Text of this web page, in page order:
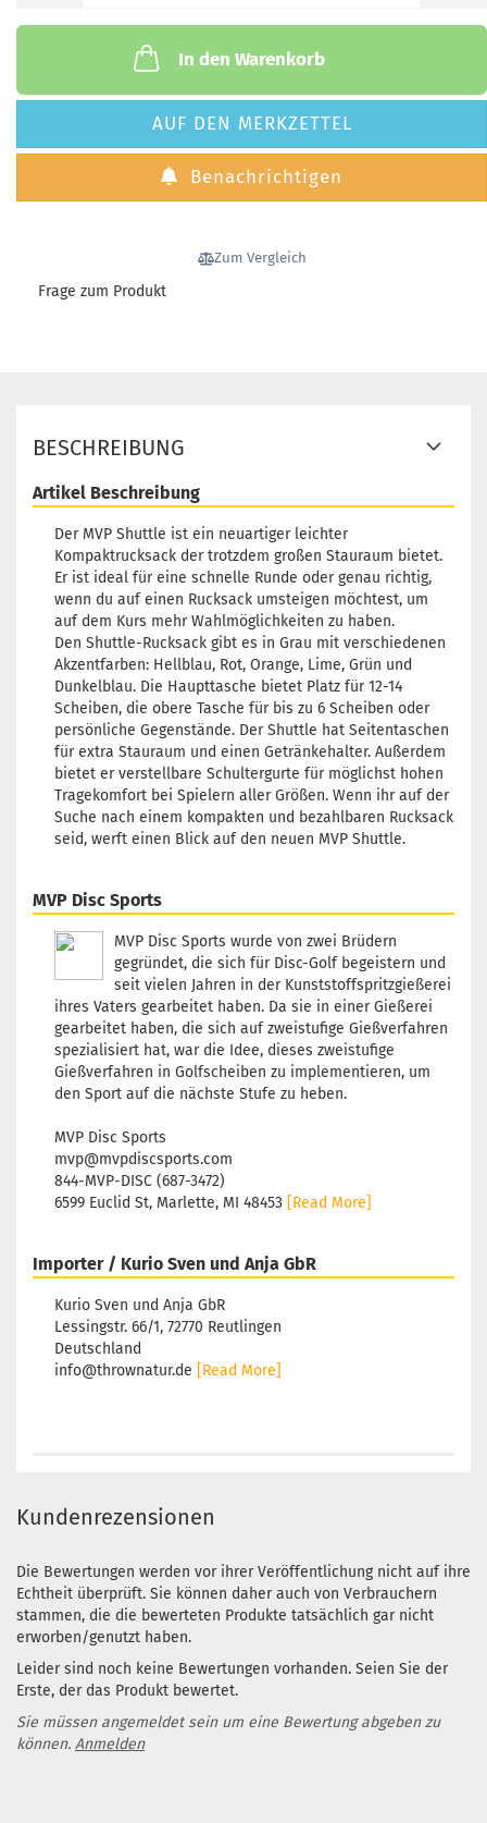
Lieferzeit:Aktuell vergriffen
Farbe:Light Gray/Slate Blue
Aktuell vergriffen
In den Warenkorb
AUF DEN MERKZETTEL
Benachrichtigen
Zum Vergleich
Frage zum Produkt
BESCHREIBUNG
Artikel Beschreibung
Der MVP Shuttle ist ein neuartiger leichter
Kompaktrucksack der trotzdem großen Stauraum bietet.
Er ist ideal für eine schnelle Runde oder genau richtig,
wenn du auf einen Rucksack umsteigen möchtest, um
auf dem Kurs mehr Wahlmöglichkeiten zu haben.
Den Shuttle-Rucksack gibt es in Grau mit verschiedenen
Akzentfarben: Hellblau, Rot, Orange, Lime, Grün und
Dunkelblau. Die Haupttasche bietet Platz für 12-14
Scheiben, die obere Tasche für bis zu 6 Scheiben oder
persönliche Gegenstände. Der Shuttle hat Seitentaschen
für extra Stauraum und einen Getränkehalter. Außerdem
bietet er verstellbare Schultergurte für möglichst hohen
Tragekomfort bei Spielern aller Größen. Wenn ihr auf der
Suche nach einem kompakten und bezahlbaren Rucksack
seid, werft einen Blick auf den neuen MVP Shuttle.
MVP Disc Sports
MVP Disc Sports wurde von zwei Brüdern
gegründet, die sich für Disc-Golf begeistern und
seit vielen Jahren in der Kunststoffspritzgießerei
ihres Vaters gearbeitet haben. Da sie in einer Gießerei
gearbeitet haben, die sich auf zweistufige Gießverfahren
spezialisiert hat, war die Idee, dieses zweistufige
Gießverfahren in Golfscheiben zu implementieren, um
den Sport auf die nächste Stufe zu heben.
MVP Disc Sports
mvp@mvpdiscsports.com
844-MVP-DISC (687-3472)
6599 Euclid St, Marlette, MI 48453 [Read More]
Importer / Kurio Sven und Anja GbR
Kurio Sven und Anja GbR
Lessingstr. 66/1, 72770 Reutlingen
Deutschland
info@thrownatur.de [Read More]
Kundenrezensionen
Die Bewertungen werden vor ihrer Veröffentlichung nicht auf ihre
Echtheit überprüft. Sie können daher auch von Verbrauchern
stammen, die die bewerteten Produkte tatsächlich gar nicht
erworben/genutzt haben.
Leider sind noch keine Bewertungen vorhanden. Seien Sie der
Erste, der das Produkt bewertet.
Sie müssen angemeldet sein um eine Bewertung abgeben zu
können. Anmelden